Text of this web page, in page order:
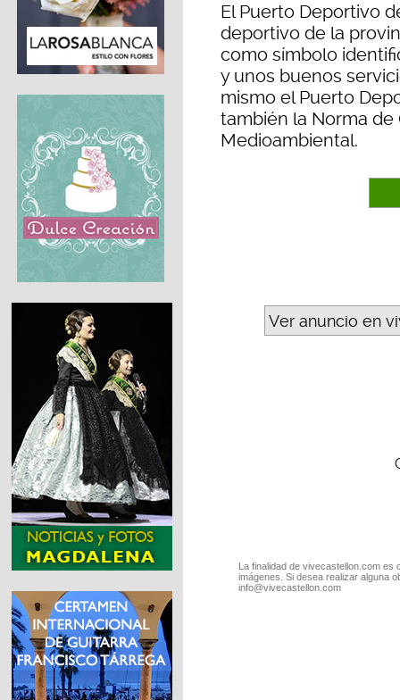
El Puerto Deportivo
deportivo de la
como símbolo
y unos buenos
mismo el Puerto
también la Norma de
Medioambiental.
Ver anuncio en
La finalidad de vivecastellon.com
imágenes. Si desea realizar alguna
info@vivecastellon.com